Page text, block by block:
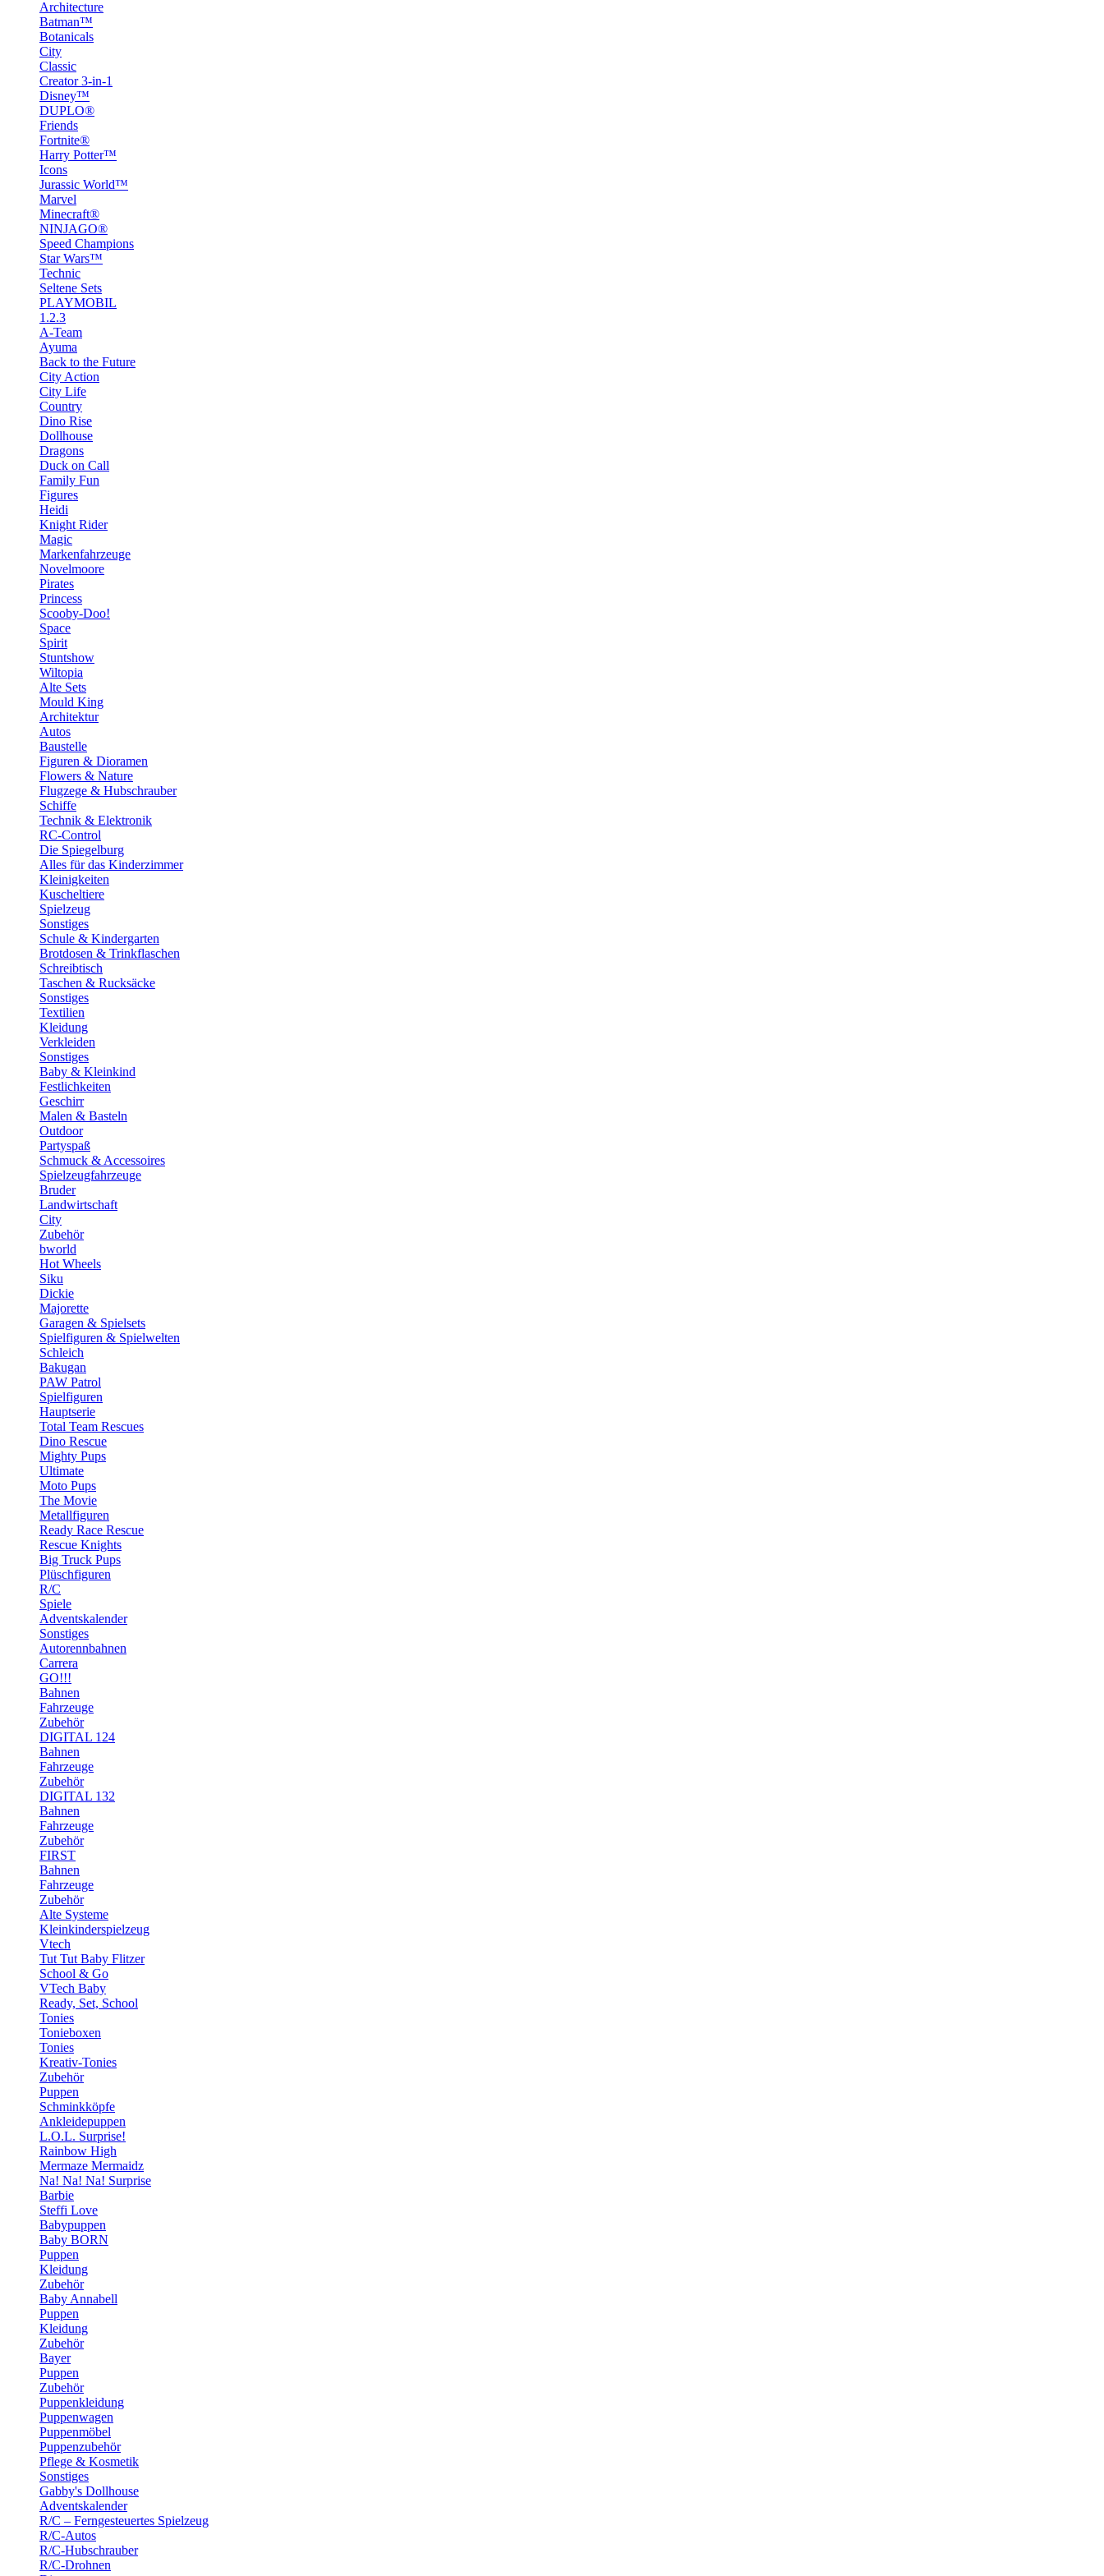
Architecture
Batman™
Botanicals
City
Classic
Creator 3-in-1
Disney™
DUPLO®
Friends
Fortnite®
Harry Potter™
Icons
Jurassic World™
Marvel
Minecraft®
NINJAGO®
Speed Champions
Star Wars™
Technic
Seltene Sets
PLAYMOBIL
1.2.3
A-Team
Ayuma
Back to the Future
City Action
City Life
Country
Dino Rise
Dollhouse
Dragons
Duck on Call
Family Fun
Figures
Heidi
Knight Rider
Magic
Markenfahrzeuge
Novelmoore
Pirates
Princess
Scooby-Doo!
Space
Spirit
Stuntshow
Wiltopia
Alte Sets
Mould King
Architektur
Autos
Baustelle
Figuren & Dioramen
Flowers & Nature
Flugzege & Hubschrauber
Schiffe
Technik & Elektronik
RC-Control
Die Spiegelburg
Alles für das Kinderzimmer
Kleinigkeiten
Kuscheltiere
Spielzeug
Sonstiges
Schule & Kindergarten
Brotdosen & Trinkflaschen
Schreibtisch
Taschen & Rucksäcke
Sonstiges
Textilien
Kleidung
Verkleiden
Sonstiges
Baby & Kleinkind
Festlichkeiten
Geschirr
Malen & Basteln
Outdoor
Partyspaß
Schmuck & Accessoires
Spielzeugfahrzeuge
Bruder
Landwirtschaft
City
Zubehör
bworld
Hot Wheels
Siku
Dickie
Majorette
Garagen & Spielsets
Spielfiguren & Spielwelten
Schleich
Bakugan
PAW Patrol
Spielfiguren
Hauptserie
Total Team Rescues
Dino Rescue
Mighty Pups
Ultimate
Moto Pups
The Movie
Metallfiguren
Ready Race Rescue
Rescue Knights
Big Truck Pups
Plüschfiguren
R/C
Spiele
Adventskalender
Sonstiges
Autorennbahnen
Carrera
GO!!!
Bahnen
Fahrzeuge
Zubehör
DIGITAL 124
Bahnen
Fahrzeuge
Zubehör
DIGITAL 132
Bahnen
Fahrzeuge
Zubehör
FIRST
Bahnen
Fahrzeuge
Zubehör
Alte Systeme
Kleinkinderspielzeug
Vtech
Tut Tut Baby Flitzer
School & Go
VTech Baby
Ready, Set, School
Tonies
Tonieboxen
Tonies
Kreativ-Tonies
Zubehör
Puppen
Schminkköpfe
Ankleidepuppen
L.O.L. Surprise!
Rainbow High
Mermaze Mermaidz
Na! Na! Na! Surprise
Barbie
Steffi Love
Babypuppen
Baby BORN
Puppen
Kleidung
Zubehör
Baby Annabell
Puppen
Kleidung
Zubehör
Bayer
Puppen
Zubehör
Puppenkleidung
Puppenwagen
Puppenmöbel
Puppenzubehör
Pflege & Kosmetik
Sonstiges
Gabby's Dollhouse
Adventskalender
R/C – Ferngesteuertes Spielzeug
R/C-Autos
R/C-Hubschrauber
R/C-Drohnen